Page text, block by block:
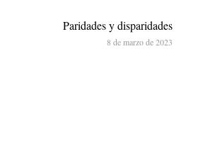
Paridades y disparidades
8 de marzo de 2023